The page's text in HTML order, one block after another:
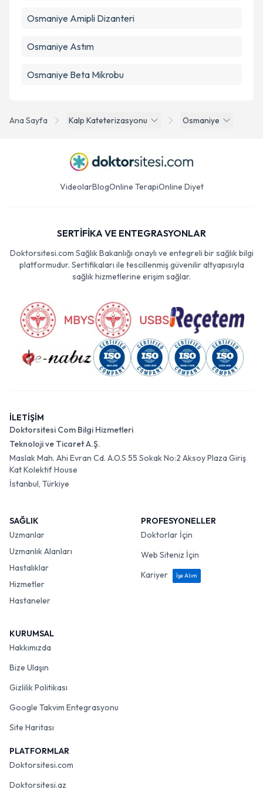
Ana Sayfa Kalp Kateterizasyonu Osmaniye
Osmaniye Amipli Dizanteri
Osmaniye Astım
Osmaniye Beta Mikrobu
VideolarBlogOnline TerapiOnline Diyet
SERTİFİKA VE ENTEGRASYONLAR
Doktorsitesi.com Sağlık Bakanlığı onaylı ve entegreli bir sağlık bilgi
platformudur. Sertifikaları ile tescillenmiş güvenilir altyapısıyla
sağlık hizmetlerine erişim sağlar.
İLETİŞİM
Doktorsitesi Com Bilgi Hizmetleri
Teknoloji ve Ticaret A.Ş.
Maslak Mah. Ahi Evran Cd. A.O.S 55 Sokak No:2 Aksoy Plaza Giriş
Kat Kolektif House
İstanbul, Türkiye
SAĞLIK
Uzmanlar
Uzmanlık Alanları
Hastalıklar
Hizmetler
Hastaneler
PROFESYONELLER
Doktorlar İçin
Web Siteniz İçin
Kariyer
İşe Alım
KURUMSAL
Hakkımızda
Bize Ulaşın
Gizlilik Politikası
Google Takvim Entegrasyonu
Site Haritası
PLATFORMLAR
Doktorsitesi.com
Doktorsitesi.az